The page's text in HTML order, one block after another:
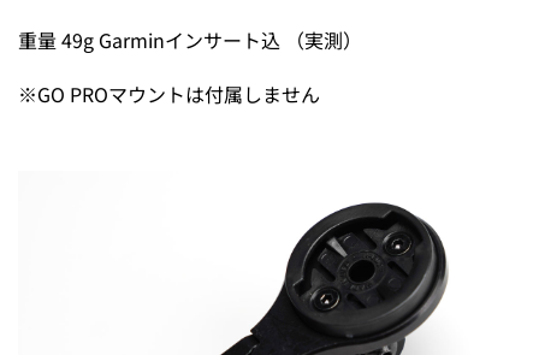
重量 49g Garminインサート込 （実測）
※GO PROマウントは付属しません